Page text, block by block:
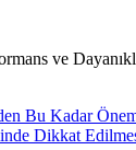
ve
Bu Kadar
Dikkat